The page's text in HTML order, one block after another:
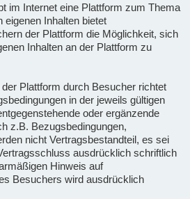
im Internet eine Plattform zum Thema
Inhalten bietet
der Plattform die Möglichkeit, sich
Inhalten an der Plattform zu
Plattform durch Besucher richtet
in der jeweils gültigen
oder ergänzende
z.B. Bezugsbedingungen,
nicht Vertragsbestandteil, es sei
ausdrücklich schriftlich
Hinweis auf
Besuchers wird ausdrücklich